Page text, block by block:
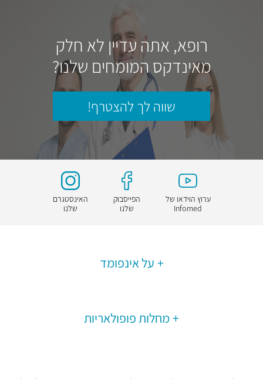
רופא, אתה עדיין לא חלק
מאינדקס המומחים שלנו?
שווה לך להצטרף!
ערוץ הוידאו של
Infomed
הפייסבוק
שלנו
האינסטגרם
שלנו
על אינפומד
מחלות פופולאריות